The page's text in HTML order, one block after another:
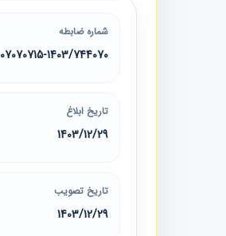
شماره ضابطه
07070715-1403/744070
تاریخ ابلاغ
1403/12/29
تاریخ تصویب
1403/12/29